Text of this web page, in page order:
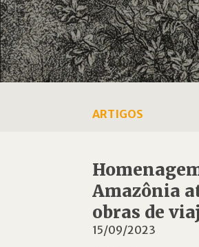
ARTIGOS
Amazônia
obras de
15/09/2023